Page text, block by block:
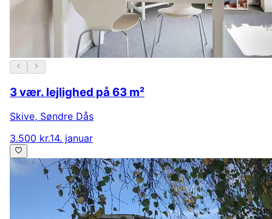
3 vær. lejlighed på 63 m²
Skive, Søndre Dås
3.500 kr.14. januar